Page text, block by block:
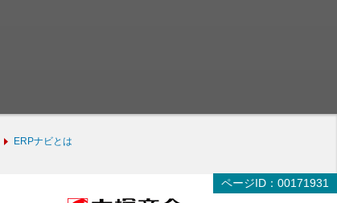
ページID：00171931
ERPナビとは